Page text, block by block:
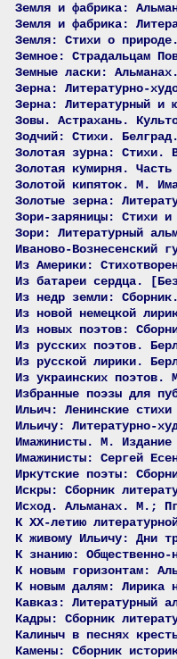
Земля и фабрика:
Земля и фабрика:
Земля: Стихи о
Земное: Страдальцам
Земные ласки:
Зерна: Литературно-
Зерна: Литературный и
Зовы. Астрахань.
Зодчий: Стихи.
Золотая зурна: Стихи.
Золотая кумирня.
Золотой кипяток. М.
Золотые зерна:
Зори-заряницы: Стихи
Зори: Литературный
Иваново-Вознесенский
Из Америки:
Из батареи сердца.
Из недр земли:
Из новой немецкой
Из новых поэтов:
Из русских поэтов.
Из русской лирики.
Из украинских
Избранные поэзы для
Ильич: Ленинские
Ильичу: Литературно-
Имажинисты. М.
Имажинисты: Сергей
Иркутские поэты:
Искры: Сборник
Исход. Альманах. М.;
К XX-летию
К живому Ильичу: Дни
К знанию: Общественно-
К новым горизонтам:
К новым далям: Лирика
Кавказ: Литературный
Кадры: Сборник
Калиныч в песнях
Камены: Сборник